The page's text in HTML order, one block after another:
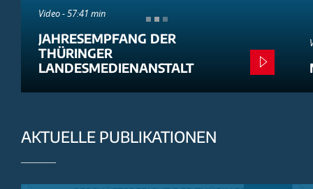
Video - 57:41 min
JAHRESEMPFANG DER
THÜRINGER
LANDESMEDIENANSTALT
AKTUELLE PUBLIKATIONEN